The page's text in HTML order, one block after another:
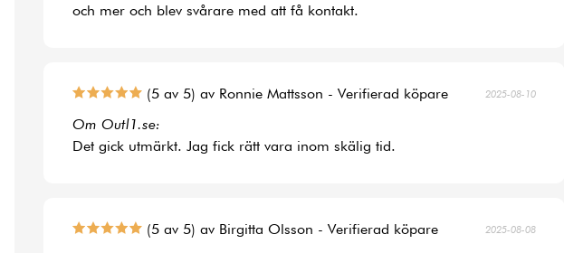
och mer och blev svårare med att få kontakt.
(5 av 5) av Ronnie Mattsson - Verifierad köpare 2025-08-10
Om Outl1.se:
Det gick utmärkt. Jag fick rätt vara inom skälig tid.
(5 av 5) av Birgitta Olsson - Verifierad köpare 2025-08-08